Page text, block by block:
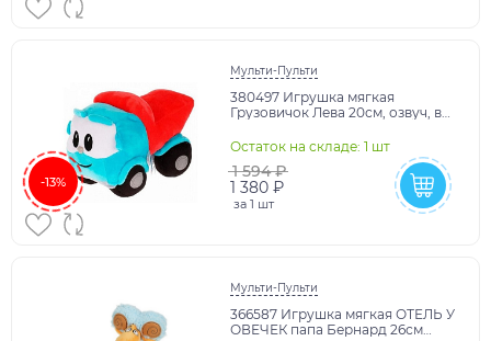
-13%
Мульти-Пульти
380497 Игрушка мягкая
Грузовичок Лева 20см, озвуч, в
кор.24шт
Остаток на складе: 1 шт
1 594 ₽
1 380 ₽
за 1 шт
Мульти-Пульти
366587 Игрушка мягкая ОТЕЛЬ У
ОВЕЧЕК папа Бернард 26см